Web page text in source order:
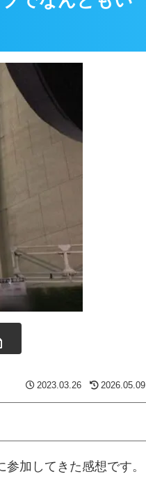
2023.03.26 2026.05.09
加してきた感想です。